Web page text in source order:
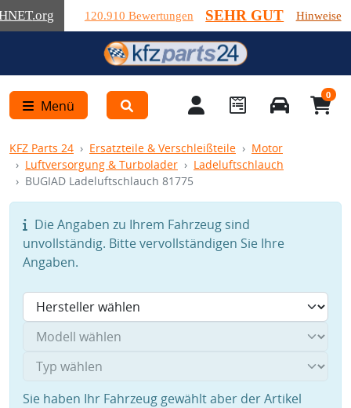
.org 120.910 Bewertungen SEHR GUT Hinweise
Menü
0
KFZ Parts 24 Ersatzteile & Verschleißteile
Motor
Luftversorgung & Turbolader
Ladeluftschlauch
BUGIAD Ladeluftschlauch 81775
Die Angaben zu Ihrem Fahrzeug sind
unvollständig. Bitte vervollständigen Sie Ihre
Angaben.
Sie haben Ihr Fahrzeug gewählt aber der Artikel